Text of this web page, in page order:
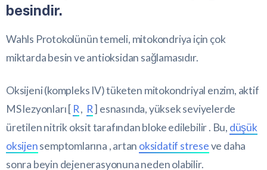
besindir.
Wahls Protokolünün temeli, mitokondriya için çok
miktarda besin ve antioksidan sağlamasıdır.
Oksijeni (kompleks IV) tüketen mitokondriyal enzim, aktif
MS lezyonları [ R, R] esnasında, yüksek seviyelerde
üretilen nitrik oksit tarafından bloke edilebilir . Bu, düşük
oksijensemptomlarına , artan oksidatif streseve daha
sonra beyin dejenerasyonuna neden olabilir.